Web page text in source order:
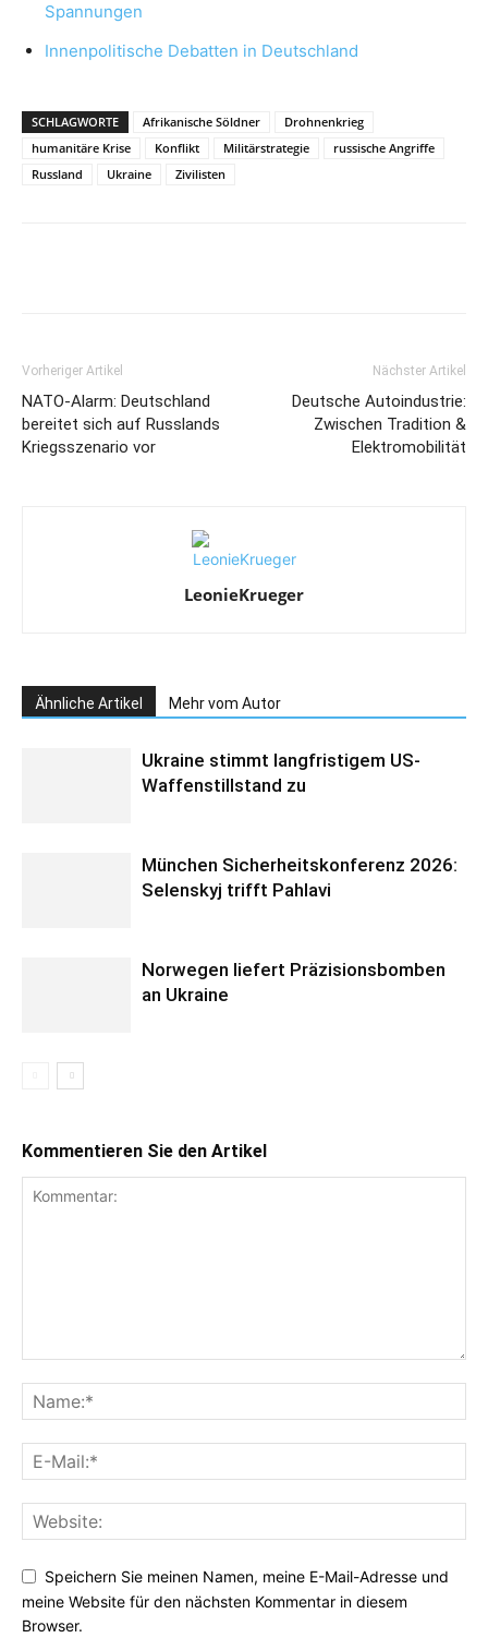
Spannungen
Innenpolitische Debatten in Deutschland
SCHLAGWORTE Afrikanische Söldner
Drohnenkrieg
humanitäre Krise
Konflikt Militärstrategie
russische Angriffe
Russland
Ukraine Zivilisten
Vorheriger Artikel
NATO-Alarm: Deutschland
bereitet sich auf Russlands
Kriegsszenario vor
Nächster Artikel
Deutsche Autoindustrie:
Zwischen Tradition &
Elektromobilität
LeonieKrueger
Ähnliche Artikel Mehr vom Autor
Ukraine stimmt langfristigem US-
Waffenstillstand zu
München Sicherheitskonferenz 2026:
Selenskyj trifft Pahlavi
Norwegen liefert Präzisionsbomben
an Ukraine
Kommentieren Sie den Artikel
Speichern Sie meinen Namen, meine E-Mail-Adresse und
meine Website für den nächsten Kommentar in diesem
Browser.